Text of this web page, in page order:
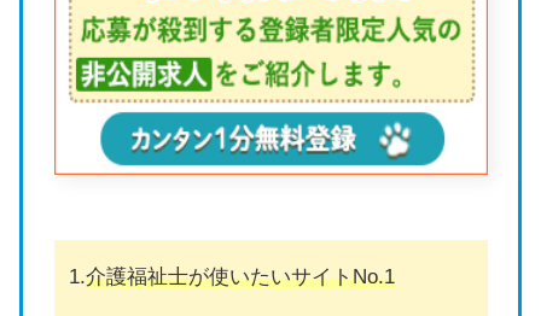
1.介護福祉士が使いたいサイトNo.1